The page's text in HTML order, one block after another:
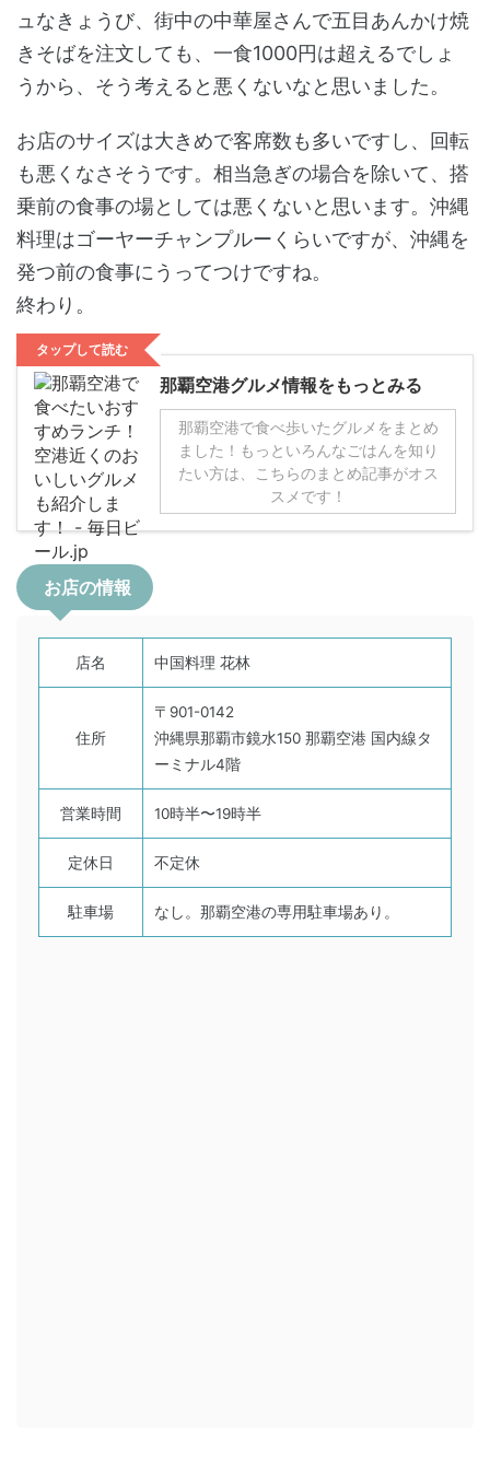
ュなきょうび、街中の中華屋さんで五目あんかけ焼
きそばを注文しても、一食1000円は超えるでしょ
うから、そう考えると悪くないなと思いました。
お店のサイズは大きめで客席数も多いですし、回転
も悪くなさそうです。相当急ぎの場合を除いて、搭
乗前の食事の場としては悪くないと思います。沖縄
料理はゴーヤーチャンプルーくらいですが、沖縄を
発つ前の食事にうってつけですね。
終わり。
タップして読む
那覇空港グルメ情報をもっとみる
那覇空港で食べ歩いたグルメをまとめ
ました！もっといろんなごはんを知り
たい方は、こちらのまとめ記事がオス
スメです！
お店の情報
店名 中国料理 花林
住所
〒901-0142
沖縄県那覇市鏡水150 那覇空港 国内線タ
ーミナル4階
営業時間 10時半〜19時半
定休日 不定休
駐車場 なし。那覇空港の専用駐車場あり。